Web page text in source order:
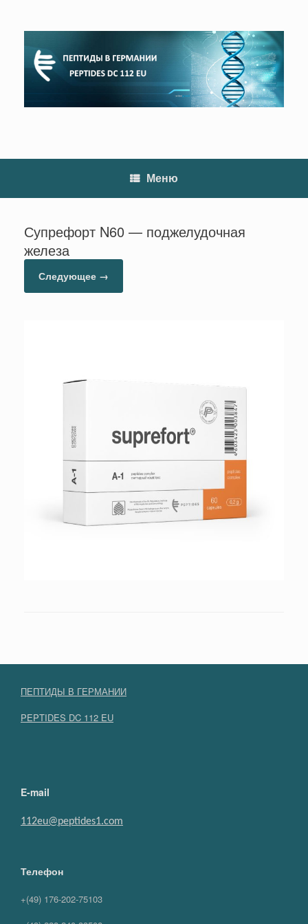
содержанию
Меню
Супрефорт N60 — поджелудочная
железа
Следующее →
ПЕПТИДЫ В ГЕРМАНИИ
PEPTIDES DC 112 EU
E-mail
112eu@peptides1.com
Телефон
+(49) 176-202-75103